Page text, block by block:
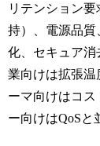
リテンション
持）、電源品
化、セキュア
業向けは拡張温
ーマ向けはコス
ー向けはQoSと